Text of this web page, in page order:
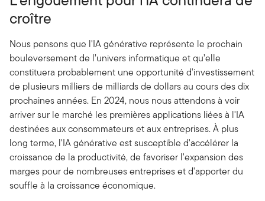
croître
Nous pensons que l'IA générative représente le prochain
bouleversement de l’univers informatique et qu’elle
constituera probablement une opportunité d'investissement
de plusieurs milliers de milliards de dollars au cours des dix
prochaines années. En 2024, nous nous attendons à voir
arriver sur le marché les premières applications liées à l'IA
destinées aux consommateurs et aux entreprises. À plus
long terme, l'IA générative est susceptible d'accélérer la
croissance de la productivité, de favoriser l'expansion des
marges pour de nombreuses entreprises et d'apporter du
souffle à la croissance économique.